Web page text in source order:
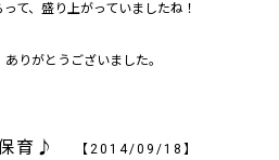
て、盛り上がっていましたね！
りがとうございました。
保育♪ 【2014/09/18】